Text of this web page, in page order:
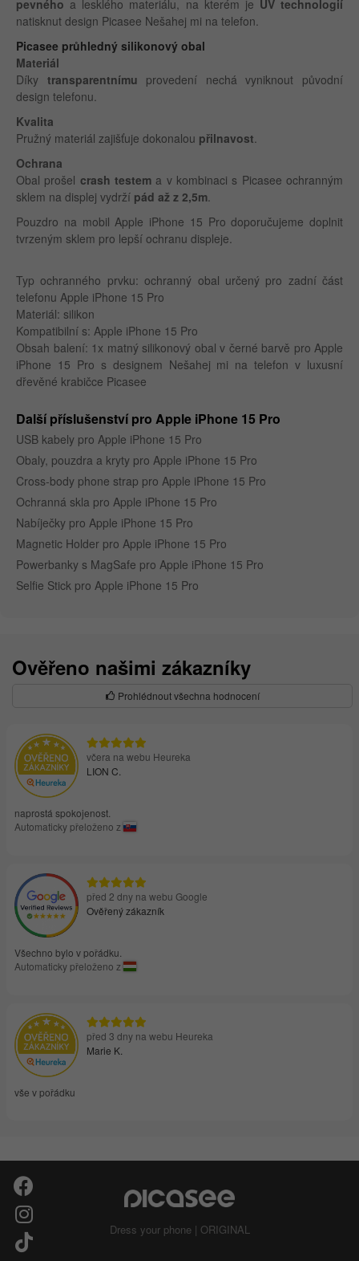
pevného a lesklého materiálu, na kterém je UV technologií
natisknut design Picasee Nešahej mi na telefon.
Picasee průhledný silikonový obal
Materiál
Díky transparentnímu provedení nechá vyniknout původní
design telefonu.
Kvalita
Pružný materiál zajišťuje dokonalou přilnavost.
Ochrana
Obal prošel crash testem a v kombinaci s Picasee ochranným
sklem na displej vydrží pád až z 2,5m.
Pouzdro na mobil Apple iPhone 15 Pro doporučujeme doplnit
tvrzeným sklem pro lepší ochranu displeje.
Typ ochranného prvku: ochranný obal určený pro zadní část
telefonu Apple iPhone 15 Pro
Materiál: silikon
Kompatibilní s: Apple iPhone 15 Pro
Obsah balení: 1x matný silikonový obal v černé barvě pro Apple
iPhone 15 Pro s designem Nešahej mi na telefon v luxusní
dřevěné krabičce Picasee
Další příslušenství pro Apple iPhone 15 Pro
USB kabely pro Apple iPhone 15 Pro
Obaly, pouzdra a kryty pro Apple iPhone 15 Pro
Cross-body phone strap pro Apple iPhone 15 Pro
Ochranná skla pro Apple iPhone 15 Pro
Nabíječky pro Apple iPhone 15 Pro
Magnetic Holder pro Apple iPhone 15 Pro
Powerbanky s MagSafe pro Apple iPhone 15 Pro
Selfie Stick pro Apple iPhone 15 Pro
Ověřeno našimi zákazníky
Prohlédnout všechna hodnocení
včera na webu Heureka
LION C.
naprostá spokojenost.
Automaticky přeloženo z
před 2 dny na webu Google
Ověřený zákazník
Všechno bylo v pořádku.
Automaticky přeloženo z
před 3 dny na webu Heureka
Marie K.
vše v pořádku
Dress your phone | ORIGINAL